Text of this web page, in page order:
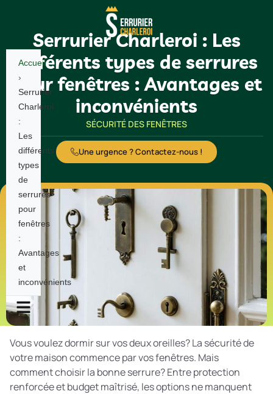
Serrurier Charleroi : Les
différents types de serrures
pour fenêtres : Avantages et
inconvénients
SÉCURITÉ DES FENÊTRES
Une urgence ? Contactez-nous !
Vous voulez dormir sur vos deux oreilles? La sécurité de
votre maison commence par vos fenêtres. Mais
comment choisir la bonne serrure? Entre protection
renforcée et budget maîtrisé, les options ne manquent
Accueil
›
Serrurier
Charleroi
:
Les
différents
types
de
serrures
pour
fenêtres
:
Avantages
et
inconvénients